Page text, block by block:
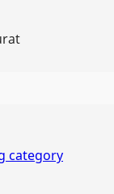
category